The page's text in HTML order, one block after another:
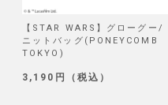
【STAR WARS】グローグー/
ニットバッグ(PONEYCOMB
TOKYO)
3,190円（税込）